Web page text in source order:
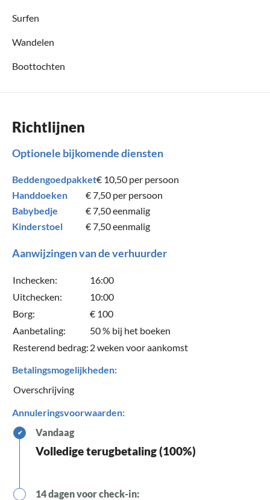
Surfen
Wandelen
Boottochten
Richtlijnen
Optionele bijkomende diensten
Beddengoedpakket€ 10,50 per persoon
Handdoeken
€ 7,50 per persoon
Babybedje
€ 7,50eenmalig
Kinderstoel
€ 7,50eenmalig
Aanwijzingen van de verhuurder
Inchecken:
16:00
Uitchecken:
10:00
Borg:
€ 100
Aanbetaling:
50 % bij het boeken
Resterend bedrag: 2 weken voor aankomst
Betalingsmogelijkheden:
Overschrijving
Annuleringsvoorwaarden:
✔ Vandaag
Volledige terugbetaling (100%)
14 dagen voor check-in: